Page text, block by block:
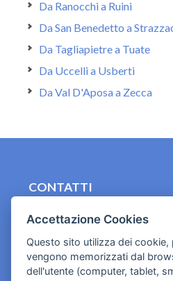
Da Ranocchi a Ruini
Da San Benedetto a
Da Tagliapietre a Tuate
Da Uccelli a Usberti
Da Val D'Aposa a Zecca
CONTATTI
Cookies e informativa
Accettazione Cookies
Questo sito utilizza dei
vengono memorizzati dal
dell'utente (computer, tablet,